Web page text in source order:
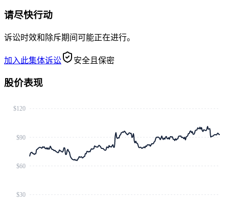
请尽快行动
诉讼时效和除斥期间可能正在进行。
加入此集体诉讼 安全且保密
股价表现
$30
$60
$90
$120